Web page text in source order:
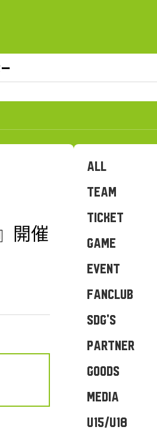
開催
ALL
TEAM
TICKET
GAME
EVENT
FANCLUB
SDG's
PARTNER
GOODS
MEDIA
U15/U18